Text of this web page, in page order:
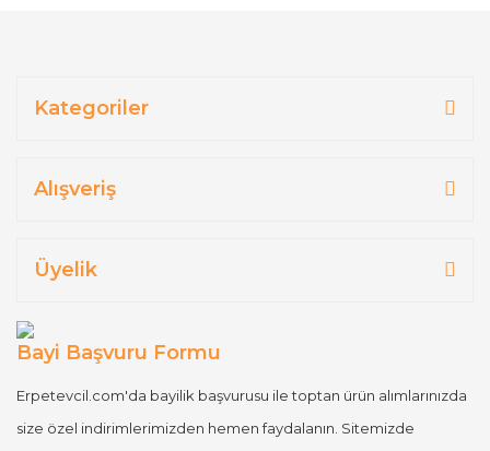
Kategoriler
Alışveriş
Üyelik
Bayi Başvuru Formu
Erpetevcil.com'da bayilik başvurusu ile toptan ürün alımlarınızda
size özel indirimlerimizden hemen faydalanın. Sitemizde